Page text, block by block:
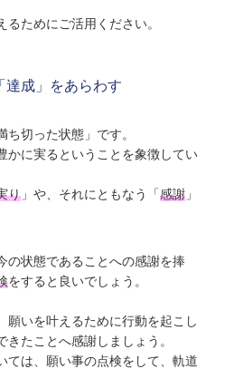
ためにご活用ください。
達成」をあらわす
切った状態」です。
かに実るということを象徴してい
り 」や、それにともなう「感謝 」
の状態であることへの感謝を捧
をすると良いでしょう。
願いを叶えるために行動を起こし
たことへ感謝しましょう。
ては、願い事の点検をして、軌道